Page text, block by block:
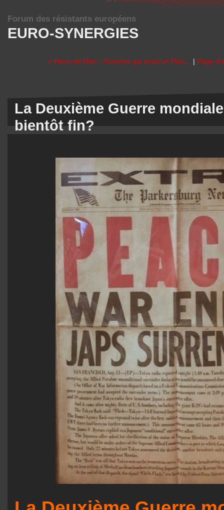
EURO-SYNERGIES
Forum des résistants européens
« Henri de Man - l'homme qui avait un Plan... | Page
La Deuxième Guerre
bientôt fin?